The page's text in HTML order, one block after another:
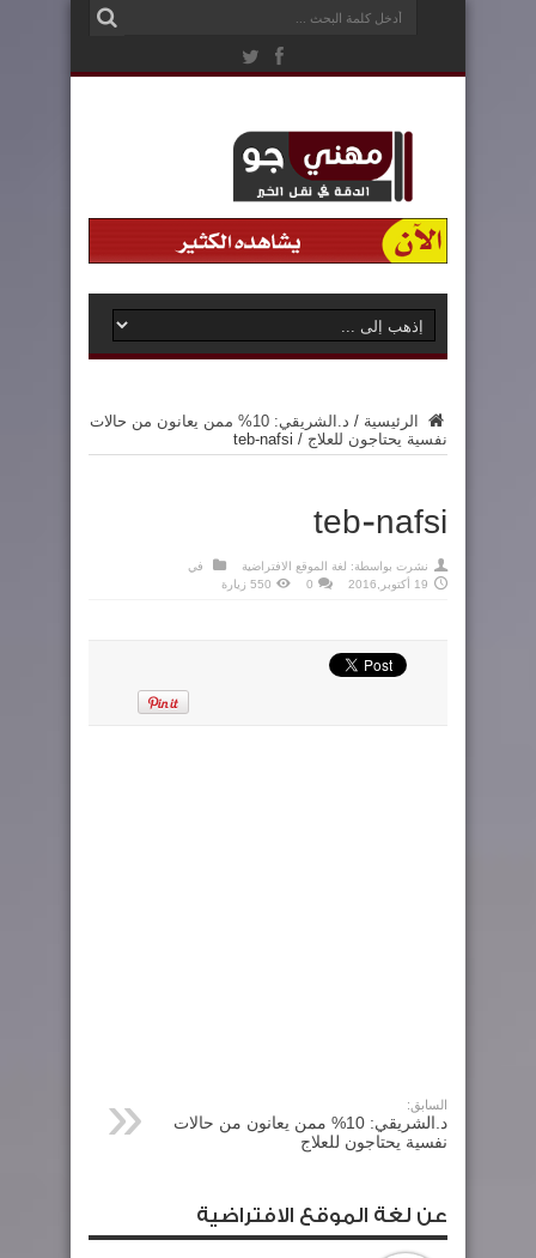
الرئيسية /
د.الشريقي: 10% ممن يعانون من حالات
نفسية يحتاجون للعلاج /
teb-nafsi
teb-nafsi
نشرت بواسطة: لغة الموقع الافتراضية
في
19 أكتوبر,2016
0 550 زيارة
السابق:
د.الشريقي: 10% ممن يعانون من حالات
نفسية يحتاجون للعلاج
عن لغة الموقع الافتراضية